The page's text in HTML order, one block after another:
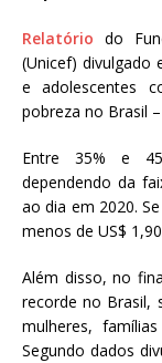
Relatório do
(Unicef) divulgado
e adolescentes
pobreza no Brasil
Entre 35% e
dependendo da
ao dia em 2020.
menos de US$
Além disso, no
recorde no Brasil,
mulheres,
Segundo dados